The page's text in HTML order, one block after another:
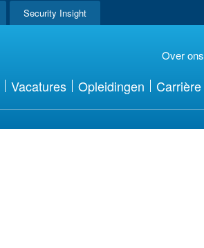
Security Insight
Over ons
Vacatures Opleidingen Carrière